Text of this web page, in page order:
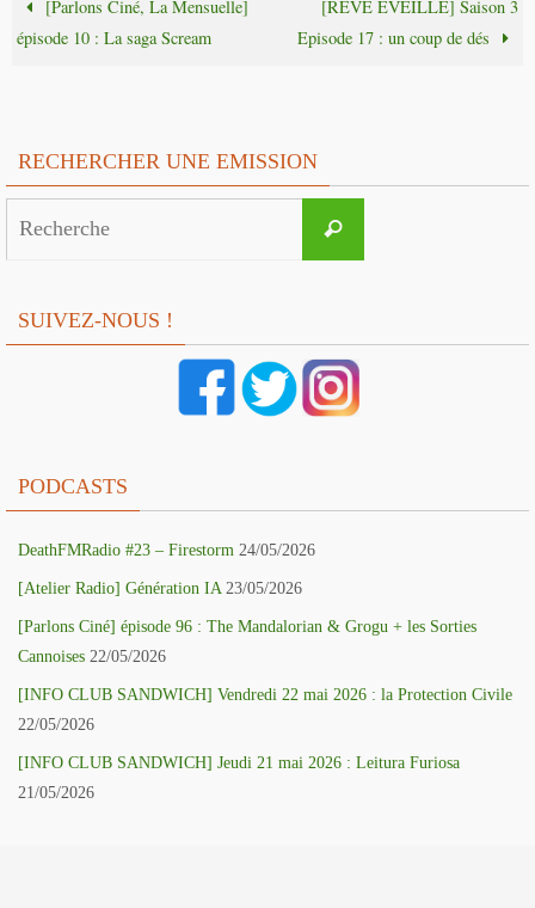
[Parlons Ciné, La Mensuelle]
épisode 10 : La saga Scream
[RÊVE ÉVEILLE] Saison 3
Episode 17 : un coup de dés
RECHERCHER UNE EMISSION
Recherche
SUIVEZ-NOUS !
PODCASTS
DeathFMRadio #23 – Firestorm 24/05/2026
[Atelier Radio] Génération IA 23/05/2026
[Parlons Ciné] épisode 96 : The Mandalorian & Grogu + les Sorties
Cannoises 22/05/2026
[INFO CLUB SANDWICH] Vendredi 22 mai 2026 : la Protection Civile
22/05/2026
[INFO CLUB SANDWICH] Jeudi 21 mai 2026 : Leitura Furiosa
21/05/2026